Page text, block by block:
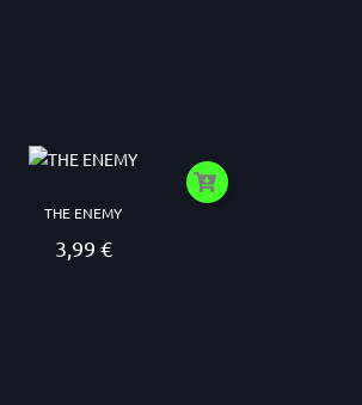
THE ENEMY
Prezzo
3,99 €